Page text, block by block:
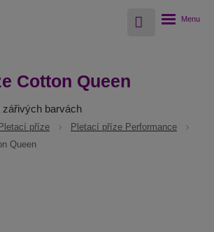
Vyhledávání
Rozbalení
Cotton Queen
barvách
Pletací příze
Pletací příze Performance
Queen